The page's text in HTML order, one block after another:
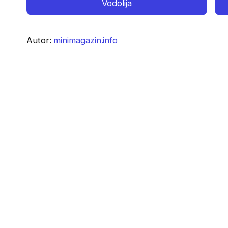
Vodolija
Autor: minimagazin.info